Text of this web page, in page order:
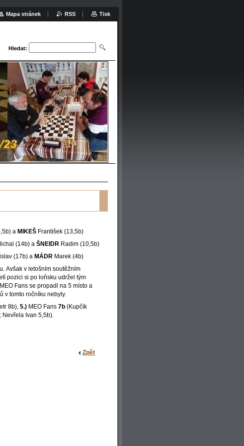
Hledat:
a MIKEŠ František (13,5b)
(14b) a ŠNEIDR Radim (10,5b)
(17b) a MÁDR Marek (4b)
Avšak v letošním soutěžním
pozici si po loňsku udržel tým
Fans se propadl na 5 místo a
v tomto ročníku nebyly.
8b), 5.) MEO Fans 7b (Kupčík
Nevřela Ivan 5,5b).
Zpět
Mapa stránek RSS Tisk